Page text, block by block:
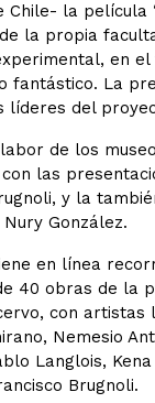
Chile- la película
la propia
en
fantástico. La
líderes del
de los
las
y la
González.
en línea
40 obras de la
con
Nemesio
Langlois,
Brugnoli.